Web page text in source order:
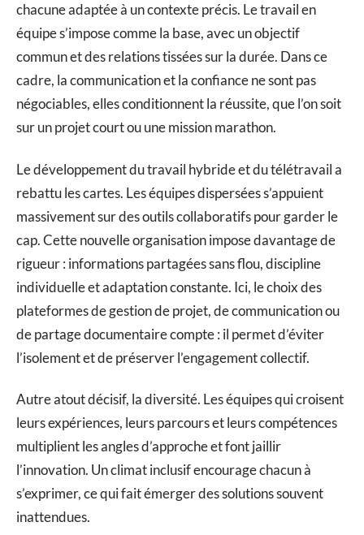
chacune adaptée à un contexte précis. Le travail en
équipe s’impose comme la base, avec un objectif
commun et des relations tissées sur la durée. Dans ce
cadre, la communication et la confiance ne sont pas
négociables, elles conditionnent la réussite, que l’on soit
sur un projet court ou une mission marathon.
Le développement du travail hybride et du télétravail a
rebattu les cartes. Les équipes dispersées s’appuient
massivement sur des outils collaboratifs pour garder le
cap. Cette nouvelle organisation impose davantage de
rigueur : informations partagées sans flou, discipline
individuelle et adaptation constante. Ici, le choix des
plateformes de gestion de projet, de communication ou
de partage documentaire compte : il permet d’éviter
l’isolement et de préserver l’engagement collectif.
Autre atout décisif, la diversité. Les équipes qui croisent
leurs expériences, leurs parcours et leurs compétences
multiplient les angles d’approche et font jaillir
l’innovation. Un climat inclusif encourage chacun à
s’exprimer, ce qui fait émerger des solutions souvent
inattendues.